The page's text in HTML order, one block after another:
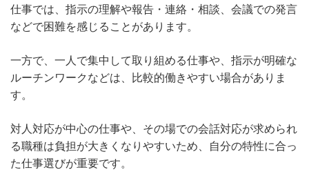
仕事では、指示の理解や報告・連絡・相談、会議での発言
などで困難を感じることがあります。
一方で、一人で集中して取り組める仕事や、指示が明確な
ルーチンワークなどは、比較的働きやすい場合がありま
す。
対人対応が中心の仕事や、その場での会話対応が求められ
る職種は負担が大きくなりやすいため、自分の特性に合っ
た仕事選びが重要です。